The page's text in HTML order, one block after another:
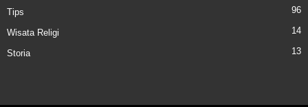
Tips 96
Wisata Religi 14
Storia 13